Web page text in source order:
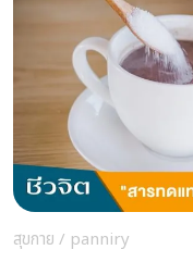
สุขกาย / panniry